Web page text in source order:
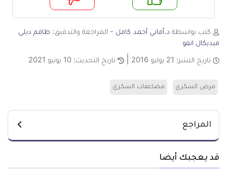
لا
كتب بواسطة د.أماني أحمد كامل - المراجعة والتدقيق: طاقم ديلي
ميديكال انفو
تاريخ النشر: 21 يوليو 2016 تاريخ التحديث: 10 يونيو 2021
مرض السكري مضاعفات السكري
المراجع
قد يعجبك أيضا